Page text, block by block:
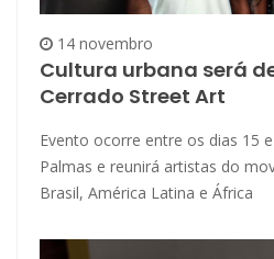
14 novembro
Cultura urbana será
Cerrado Street Art
Evento ocorre entre os dias 15
Palmas e reunirá artistas do
Brasil, América Latina e África